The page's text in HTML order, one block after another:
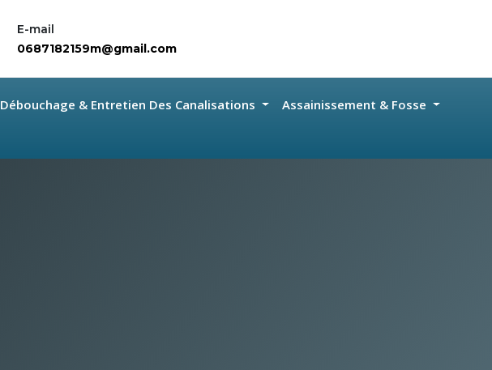
E-mail
0687182159m@gmail.com
Débouchage & Entretien Des Canalisations
Assainissement & Fosse